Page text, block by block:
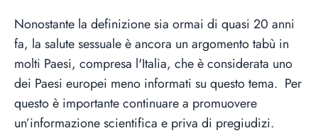
Nonostante la definizione sia ormai di quasi 20 anni
fa, la salute sessuale è ancora un argomento tabù in
molti Paesi, compresa l'Italia, che è considerata uno
dei Paesi europei meno informati su questo tema. Per
questo è importante continuare a promuovere
un’informazione scientifica e priva di pregiudizi.